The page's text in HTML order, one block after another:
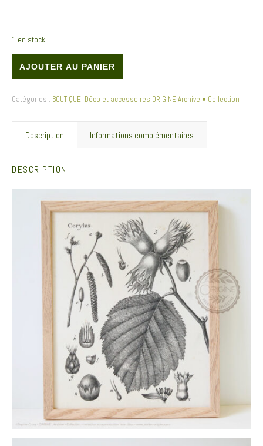
1 en stock
AJOUTER AU PANIER
Catégories : BOUTIQUE, Déco et accessoires ORIGINE Archive • Collection
Description Informations complémentaires
DESCRIPTION